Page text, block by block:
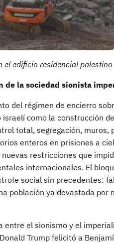
el edificio residencial
de la sociedad sionista
del régimen de encierro
como la construcción
total, segregación, muros,
enteros en prisiones a
restricciones que
internacionales. El
social sin precedentes:
población ya devastada por
entre el sionismo y el
Trump felicitó a